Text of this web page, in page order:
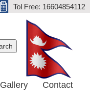
Tol Free: 16604854112
Gallery Contact